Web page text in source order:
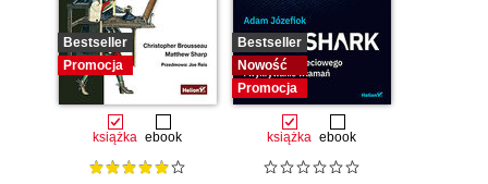
Bestseller
Promocja
książka ebook
Bestseller
Nowość
Promocja
książka ebook